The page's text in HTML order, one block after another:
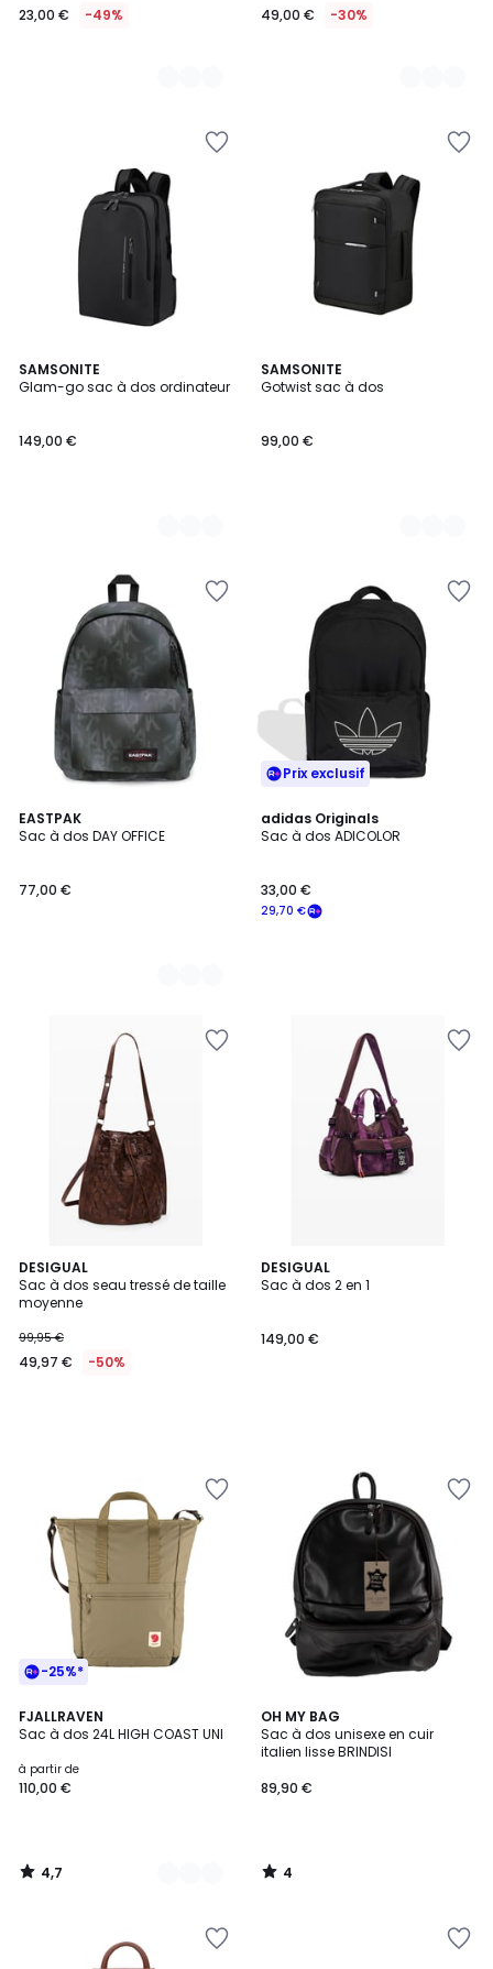
23,00 € -49% 49,00 € -30%
SAMSONITE
Glam-go sac à dos ordinateur
149,00 €
4
Couleurs
SAMSONITE
Gotwist sac à dos
99,00 €
3
Couleurs
EASTPAK
Sac à dos DAY OFFICE
77,00 €
3
Couleurs
Prix exclusif
adidas Originals
Sac à dos ADICOLOR
29,70 €
33,00 €
DESIGUAL
Sac à dos seau tressé de taille
moyenne
99,95 €
49,97 € -50%
DESIGUAL
Sac à dos 2 en 1
149,00 €
-25%*
FJALLRAVEN
Sac à dos 24L HIGH COAST UNI
à partir de
110,00 €
4,7
/ 5
6
Couleurs
4,7
/
OH MY BAG
Sac à dos unisexe en cuir
italien lisse BRINDISI
89,90 €
4
/
5
4
/